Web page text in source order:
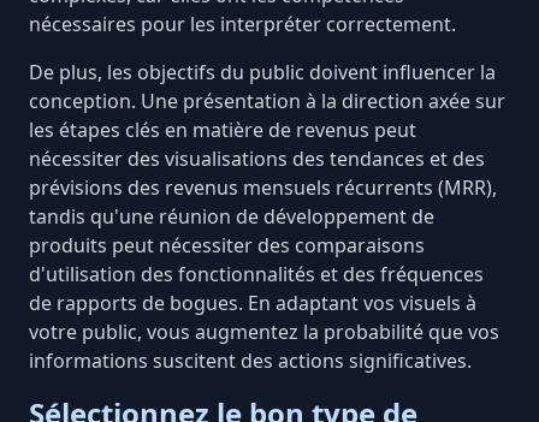
nécessaires pour les interpréter correctement.
De plus, les objectifs du public doivent influencer la
conception. Une présentation à la direction axée sur
les étapes clés en matière de revenus peut
nécessiter des visualisations des tendances et des
prévisions des revenus mensuels récurrents (MRR),
tandis qu'une réunion de développement de
produits peut nécessiter des comparaisons
d'utilisation des fonctionnalités et des fréquences
de rapports de bogues. En adaptant vos visuels à
votre public, vous augmentez la probabilité que vos
informations suscitent des actions significatives.
Sélectionnez le bon type de